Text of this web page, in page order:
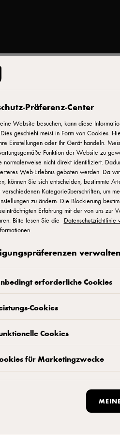
CASTELLO®
Castello®
ID: 22219
Frischkäsezubereitung,
Frischkäseringe sind ideal für
Rum. Unter Schutzatmosphäre
WO KANN MAN DAS
Kontaktieren Sie uns
3% Zucker,
Zitrusfasern,
Präferenz-Center
Website besuchen, kann diese
geschieht meist in Form von Cookies.
Einstellungen oder Ihr Gerät handeln.
Funktion der Website zu
normalerweise nicht direkt identifiziert.
Web-Erlebnis geboten werden. Da
können Sie sich entscheiden, bestimmte
Kategorieüberschriften, um
zu ändern. Die Blockierung
Erfahrung mit der von uns zur
Bitte lesen Sie die
Datenschutzrichtlinie
verwalten
erforderliche Cookies
Cookies
Cookies
für Marketingzwecke